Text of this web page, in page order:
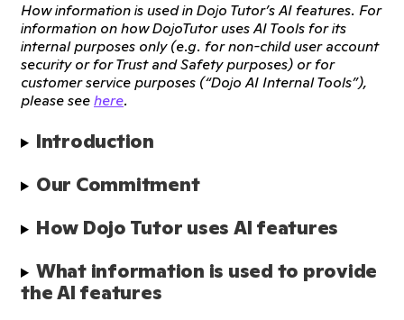
How information is used in Dojo Tutor’s AI features. For
information on how DojoTutor uses AI Tools for its
internal purposes only (e.g. for non-child user account
security or for Trust and Safety purposes) or for
customer service purposes (“Dojo AI Internal Tools”),
please see here.
Introduction
Our Commitment
How Dojo Tutor uses AI features
What information is used to provide
the AI features